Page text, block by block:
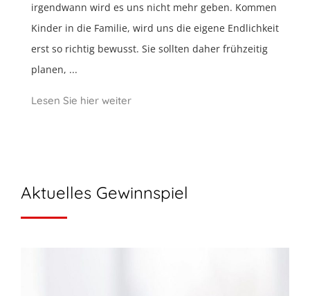
irgendwann wird es uns nicht mehr geben. Kommen
Kinder in die Familie, wird uns die eigene Endlichkeit
erst so richtig bewusst. Sie sollten daher frühzeitig
planen, ...
Lesen Sie hier weiter
Aktuelles Gewinnspiel